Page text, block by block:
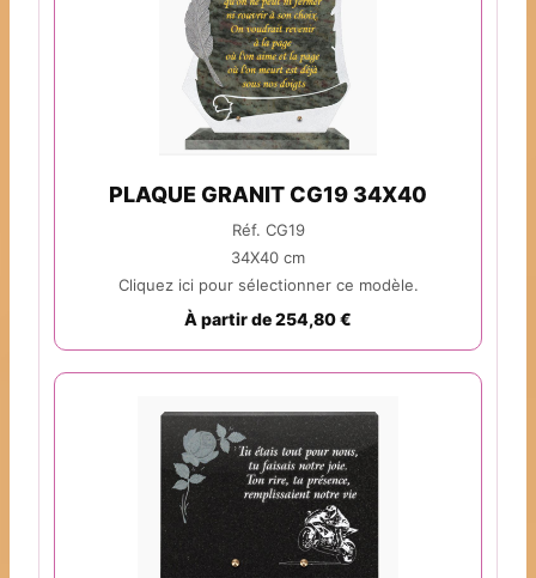
PLAQUE GRANIT CG19 34X40
Réf. CG19
34X40 cm
Cliquez ici pour sélectionner ce modèle.
À partir de 254,80 €